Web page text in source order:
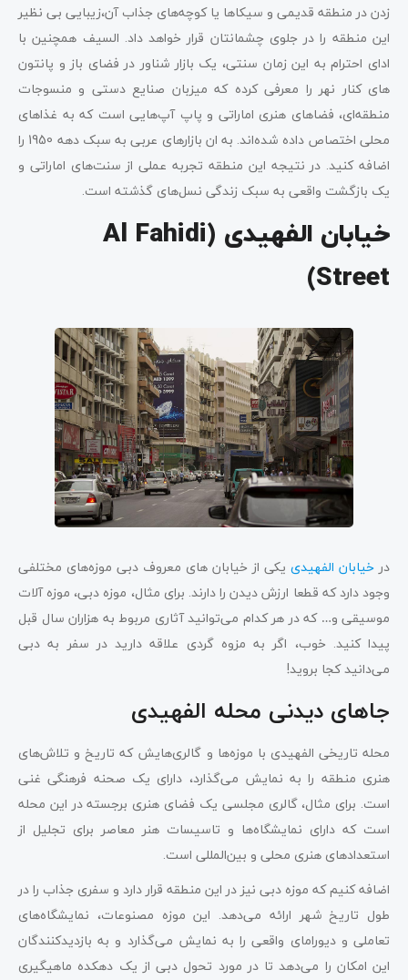
زدن در منطقه قدیمی و سیکاها یا کوچه‌های جذاب آن،زیبایی بی نظیر
این منطقه را در جلوی چشمانتان قرار خواهد داد. السیف همچنین با
ادای احترام به این زمان سنتی، یک بازار شناور در فضای باز و پانتون
های کنار نهر را معرفی کرده که میزبان صنایع دستی و منسوجات
منطقه‌ای، فضاهای هنری اماراتی و پاپ آپ‌هایی است که به غذاهای
محلی اختصاص داده شده‌اند. به ان بازارهای عربی به سبک دهه 1950 را
اضافه کنید. در نتیجه این منطقه تجربه عملی از سنت‌های اماراتی و
یک بازگشت واقعی به سبک زندگی نسل‌های گذشته است.
خیابان الفهیدی (Al Fahidi
Street)
درخیابان الفهیدی یکی از خیابان های معروف دبی موزه‌های مختلفی
وجود دارد که قطعا ارزش دیدن را دارند. برای مثال، موزه دبی، موزه آلات
موسیقی و… که در هر کدام می‌توانید آثاری مربوط به هزاران سال قبل
پیدا کنید. خوب، اگر به مزوه گردی علاقه دارید در سفر به دبی
می‌دانید کجا بروید!
جاهای دیدنی محله الفهیدی
محله تاریخی الفهیدی با موزه‌ها و گالری‌هایش که تاریخ و تلاش‌های
هنری منطقه را به نمایش می‌گذارد، دارای یک صحنه فرهنگی غنی
است. برای مثال، گالری مجلسی یک فضای هنری برجسته در این محله
است که دارای نمایشگاه‌ها و تاسیسات هنر معاصر برای تجلیل از
استعدادهای هنری محلی و بین‌المللی است.
اضافه کنیم که موزه دبی نیز در این منطقه قرار دارد و سفری جذاب را در
طول تاریخ شهر ارائه می‌دهد. این موزه مصنوعات، نمایشگاه‌های
تعاملی و دیورامای واقعی را به نمایش می‌گذارد و به بازدیدکنندگان
این امکان را می‌دهد تا در مورد تحول دبی از یک دهکده ماهیگیری